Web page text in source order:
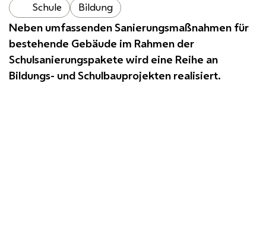
Schule Bildung
Neben umfassenden Sanierungsmaßnahmen für
bestehende Gebäude im Rahmen der
Schulsanierungspakete wird eine Reihe an
Bildungs- und Schulbauprojekten realisiert.